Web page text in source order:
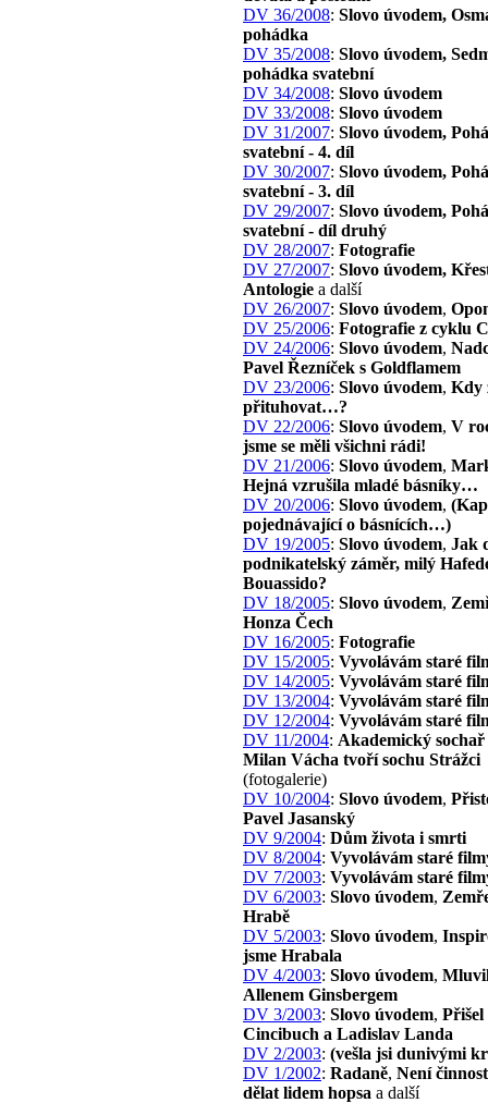
DV 36/2008: Slovo úvodem,
pohádka
DV 35/2008: Slovo úvodem,
pohádka svatební
DV 34/2008: Slovo úvodem
DV 33/2008: Slovo úvodem
DV 31/2007: Slovo úvodem,
svatební - 4. díl
DV 30/2007: Slovo úvodem,
svatební - 3. díl
DV 29/2007: Slovo úvodem,
svatební - díl druhý
DV 28/2007: Fotografie
DV 27/2007: Slovo úvodem,
Antologie a další
DV 26/2007: Slovo úvodem,
DV 25/2006: Fotografie z cyklu
DV 24/2006: Slovo úvodem,
Pavel Řezníček s Goldflamem
DV 23/2006: Slovo úvodem, Kdy
přituhovat…?
DV 22/2006: Slovo úvodem, V
jsme se měli všichni rádi!
DV 21/2006: Slovo úvodem,
Hejná vzrušila mladé básníky…
DV 20/2006: Slovo úvodem,
pojednávající o básnících…)
DV 19/2005: Slovo úvodem, Jak
podnikatelský záměr, milý
Bouassido?
DV 18/2005: Slovo úvodem,
Honza Čech
DV 16/2005: Fotografie
DV 15/2005: Vyvolávám staré
DV 14/2005: Vyvolávám staré
DV 13/2004: Vyvolávám staré
DV 12/2004: Vyvolávám staré
DV 11/2004: Akademický sochař
Milan Vácha tvoří sochu Strážci
(fotogalerie)
DV 10/2004: Slovo úvodem,
Pavel Jasanský
DV 9/2004: Dům života i smrti
DV 8/2004: Vyvolávám staré
DV 7/2003: Vyvolávám staré
DV 6/2003: Slovo úvodem,
Hrabě
DV 5/2003: Slovo úvodem,
jsme Hrabala
DV 4/2003: Slovo úvodem,
Allenem Ginsbergem
DV 3/2003: Slovo úvodem, Přišel
Cincibuch a Ladislav Landa
DV 2/2003: (vešla jsi dunivými
DV 1/2002: Radaně, Není
dělat lidem hopsa a další